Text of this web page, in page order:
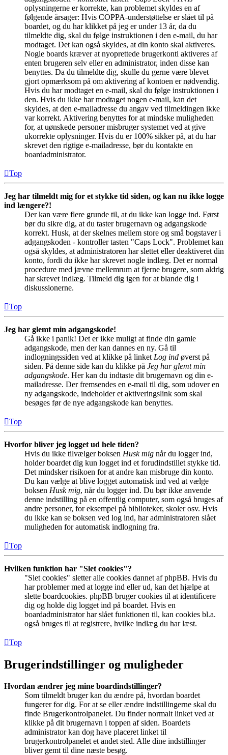
oplysningerne er korrekte, kan problemet skyldes en af
følgende årsager: Hvis COPPA-understøttelse er slået til på
boardet, og du har klikket på jeg er under 13 år, da du
tilmeldte dig, skal du følge instruktionen i den e-mail, du har
modtaget. Det kan også skyldes, at din konto skal aktiveres.
Nogle boards kræver at nyoprettede brugerkonti aktiveres af
enten brugeren selv eller en administrator, inden disse kan
benyttes. Da du tilmeldte dig, skulle du gerne være blevet
gjort opmærksom på om aktivering af kontoen er nødvendig.
Hvis du har modtaget en e-mail, skal du følge instruktionen i
den. Hvis du ikke har modtaget nogen e-mail, kan det
skyldes, at den e-mailadresse du angav ved tilmeldingen ikke
var korrekt. Aktivering benyttes for at mindske muligheden
for, at uønskede personer misbruger systemet ved at give
ukorrekte oplysninger. Hvis du er 100% sikker på, at du har
skrevet den rigtige e-mailadresse, bør du kontakte en
boardadministrator.
Top
Jeg har tilmeldt mig for et stykke tid siden, og kan nu ikke logge
ind længere?!
Der kan være flere grunde til, at du ikke kan logge ind. Først
bør du sikre dig, at du taster brugernavn og adgangskode
korrekt. Husk, at der skelnes mellem store og små bogstaver i
adgangskoden - kontroller tasten "Caps Lock". Problemet kan
også skyldes, at administratoren har slettet eller deaktiveret din
konto, fordi du ikke har skrevet nogle indlæg. Det er normal
procedure med jævne mellemrum at fjerne brugere, som aldrig
har skrevet indlæg. Tilmeld dig igen for at blande dig i
diskussionerne.
Top
Jeg har glemt min adgangskode!
Gå ikke i panik! Det er ikke muligt at finde din gamle
adgangskode, men der kan dannes en ny. Gå til
indlogningssiden ved at klikke på linket Log ind øverst på
siden. På denne side kan du klikke på Jeg har glemt min
adgangskode. Her kan du indtaste dit brugernavn og din e-
mailadresse. Der fremsendes en e-mail til dig, som udover en
ny adgangskode, indeholder et aktiveringslink som skal
besøges før de nye adgangskode kan benyttes.
Top
Hvorfor bliver jeg logget ud hele tiden?
Hvis du ikke tilvælger boksen Husk mig når du logger ind,
holder boardet dig kun logget ind et forudindstillet stykke tid.
Det mindsker risikoen for at andre kan misbruge din konto.
Du kan vælge at blive logget automatisk ind ved at vælge
boksen Husk mig, når du logger ind. Du bør ikke anvende
denne indstilling på en offentlig computer, som også bruges af
andre personer, for eksempel på biblioteker, skoler osv. Hvis
du ikke kan se boksen ved log ind, har administratoren slået
muligheden for automatisk indlogning fra.
Top
Hvilken funktion har "Slet cookies"?
"Slet cookies" sletter alle cookies dannet af phpBB. Hvis du
har problemer med at logge ind eller ud, kan det hjælpe at
slette boardcookies. phpBB bruger cookies til at identificere
dig og holde dig logget ind på boardet. Hvis en
boardadministrator har slået funktionen til, kan cookies bl.a.
også bruges til at registrere, hvilke indlæg du har læst.
Top
Brugerindstillinger og muligheder
Hvordan ændrer jeg mine boardindstillinger?
Som tilmeldt bruger kan du ændre på, hvordan boardet
fungerer for dig. For at se eller ændre indstillingerne skal du
finde Brugerkontrolpanelet. Du finder normalt linket ved at
klikke på dit brugernavn i toppen af siden. Boardets
administrator kan dog have placeret linket til
brugerkontrolpanelet et andet sted. Alle dine indstillinger
bliver gemt til dine næste besøg.